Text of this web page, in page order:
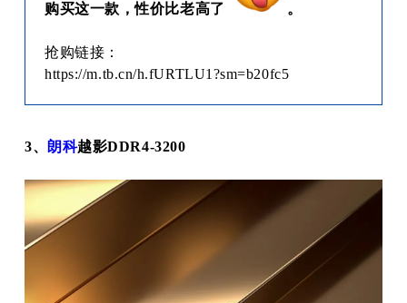
购买这一款，性价比老高了 。
抢购链接：
https://m.tb.cn/h.fURTLU1?sm=b20fc5
3、 朗科越影DDR4-3200